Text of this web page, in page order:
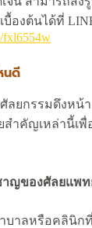
บื้องต้นได้ที่
fxl6554w
นดี
ลยกรรมดึงหน้า
ำคัญเหล่านี้เพื่
าญของศัลยแพ
บาลหรือคลินิก